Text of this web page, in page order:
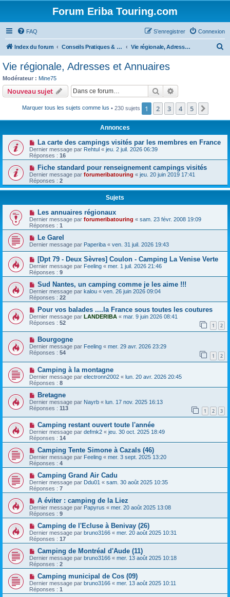
Forum Eriba Touring.com
FAQ Connexion
S’enregistrer
Index du forum Conseils Pratiques & Art de voyager Vie régionale, Adresses et Annuaires
c
Vie régionale, Adresses et Annuaires
Modérateur : Mine75
Nouveau sujet Rechercher
Marquer tous les sujets comme lus • 230 sujets 1 2 3 4 5
Annonces
La carte des campings visités par les membres en France
Dernier message par Rehtul « jeu. 2 juil. 2026 06:39
Réponses : 16
Fiche standard pour renseignement campings visités
Dernier message par forumeribatouring « jeu. 20 juin 2019 17:41
Réponses : 2
Sujets
Les annuaires régionaux
Dernier message par forumeribatouring « sam. 23 févr. 2008 19:09
Réponses : 1
Le Garel
Dernier message par Paperiba « ven. 31 juil. 2026 19:43
[Dpt 79 - Deux Sèvres] Coulon - Camping La Venise Verte
Dernier message par Feeling « mer. 1 juil. 2026 21:46
Réponses : 9
Sud Nantes, un camping comme je les aime !!!
Dernier message par kalou « ven. 26 juin 2026 09:04
Réponses : 22
Pour vos balades ....la France sous toutes les coutures
Dernier message par LANDERIBA « mar. 9 juin 2026 08:41
Réponses : 52 1 2
Bourgogne
Dernier message par Feeling « mer. 29 avr. 2026 23:29
Réponses : 54 1 2
Camping à la montagne
Dernier message par electronn2002 « lun. 20 avr. 2026 20:45
Réponses : 8
Bretagne
Dernier message par Nayrb « lun. 17 nov. 2025 16:13
Réponses : 113 1 2 3
Camping restant ouvert toute l'année
Dernier message par defmk2 « jeu. 30 oct. 2025 18:49
Réponses : 14
Camping Tente Simone à Cazals (46)
Dernier message par Feeling « mer. 3 sept. 2025 13:20
Réponses : 4
Camping Grand Air Cadu
Dernier message par Ddu01 « sam. 30 août 2025 10:35
Réponses : 7
A éviter : camping de la Liez
Dernier message par Papyrus « mer. 20 août 2025 13:08
Réponses : 9
Camping de l'Ecluse à Benivay (26)
Dernier message par bruno3166 « mer. 20 août 2025 10:31
Réponses : 17
Camping de Montréal d'Aude (11)
Dernier message par bruno3166 « mer. 13 août 2025 10:18
Réponses : 2
Camping municipal de Cos (09)
Dernier message par bruno3166 « mer. 13 août 2025 10:11
Réponses : 1